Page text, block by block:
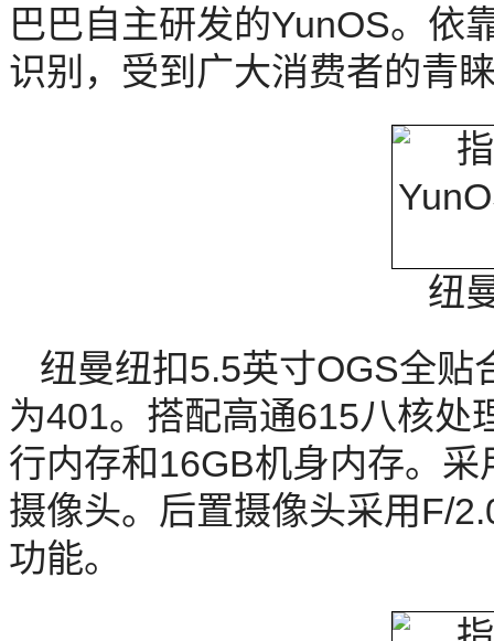
巴巴自主研发的YunOS。依
识别，受到广大消费者的青
纽
纽曼纽扣5.5英寸OGS全
为401。搭配高通615八核处
行内存和16GB机身内存。
摄像头。后置摄像头采用F/
功能。